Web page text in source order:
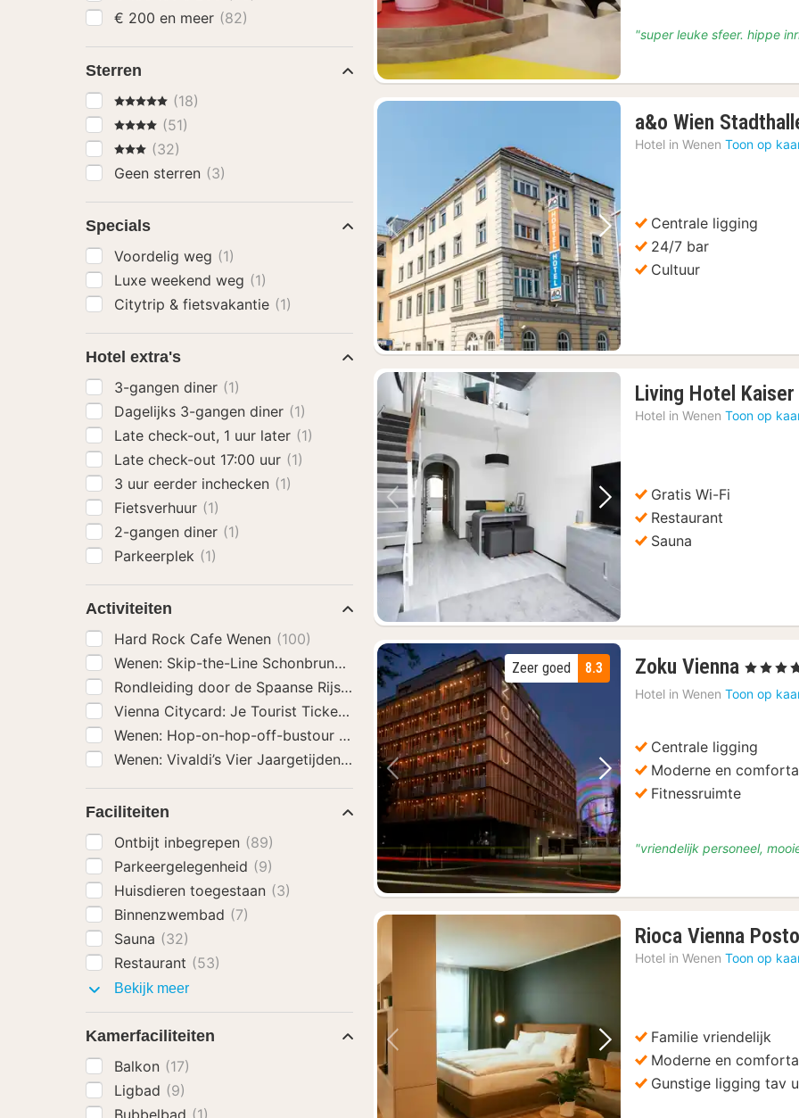
"super leuke sfeer. hippe
Vorige foto Volgende foto
a&o Wien
Hotel in Wenen Toon op
Centrale ligging
24/7 bar
Cultuur
Vorige foto Volgende foto
Living Hotel
Hotel in Wenen Toon op
Gratis Wi-Fi
Restaurant
Sauna
Vorige foto Volgende foto
8.3
Zeer goed Zoku Vienna 1
nacht
vanaf
91,67
, 4 Sterren
Hotel in Wenen Toon op
Centrale ligging
Moderne en
Fitnessruimte
"vriendelijk personeel,
Vorige foto Volgende foto
Rioca Vienna
Hotel in Wenen Toon op
Familie vriendelijk
Moderne en
Gunstige ligging tav
€ 200 en meer (82)
Sterren
5 Sterren(18)
4 Sterren(51)
3 Sterren
(32)
Geen sterren (3)
Specials
Voordelig weg (1)
Luxe weekend weg (1)
Citytrip & fietsvakantie (1)
Hotel extra's
3-gangen diner (1)
Dagelijks 3-gangen diner (1)
Late check-out, 1 uur later (1)
Late check-out 17:00 uur (1)
3 uur eerder inchecken (1)
Fietsverhuur (1)
2-gangen diner (1)
Parkeerplek (1)
Activiteiten
Hard Rock Cafe Wenen (100)
Wenen: Skip-the-Line Schonbrunn Paleis en Tuinen Tour(100)
Rondleiding door de Spaanse Rijschool in Wenen(100)
Vienna Citycard: Je Tourist Ticket incl. Kortingen/Metro(100)
Wenen: Hop-on-hop-off-bustour met een sightseeingbus(100)
Wenen: Vivaldi’s Vier Jaargetijdenconcert in de Karlskirche(100)
Faciliteiten
Ontbijt inbegrepen (89)
Parkeergelegenheid (9)
Huisdieren toegestaan (3)
Binnenzwembad (7)
Sauna (32)
Restaurant (53)
Bekijk meerFaciliteiten
Kamerfaciliteiten
Balkon (17)
Ligbad (9)
Bubbelbad (1)